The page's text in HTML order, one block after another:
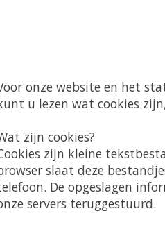
onze website en het
u lezen wat cookies
zijn cookies?
zijn kleine
slaat deze
De opgeslagen
servers teruggestuurd.